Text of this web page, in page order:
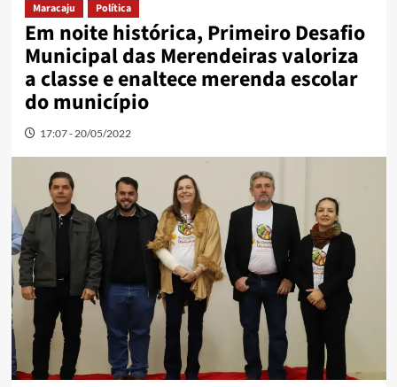
Maracaju Política
Em noite histórica, Primeiro Desafio
Municipal das Merendeiras valoriza
a classe e enaltece merenda escolar
do município
17:07 - 20/05/2022